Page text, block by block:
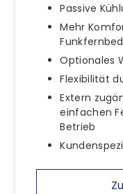
Passive
Mehr
Optionales
Flexibilität
Extern
einfachen
Betrieb